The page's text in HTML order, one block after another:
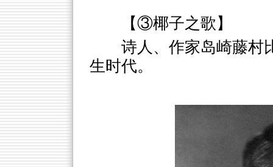
【③椰子之歌】
诗人、作家岛崎藤村
生时代。